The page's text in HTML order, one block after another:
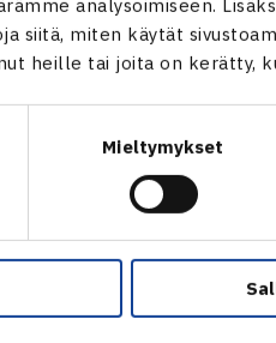
analysoimiseen.
siitä, miten käytät
heille tai joita on kerätty,
Mieltymykset